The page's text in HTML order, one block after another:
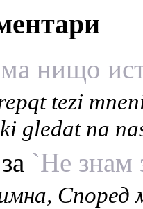
нищо
tezi
gledat na
за `Не знам
Според